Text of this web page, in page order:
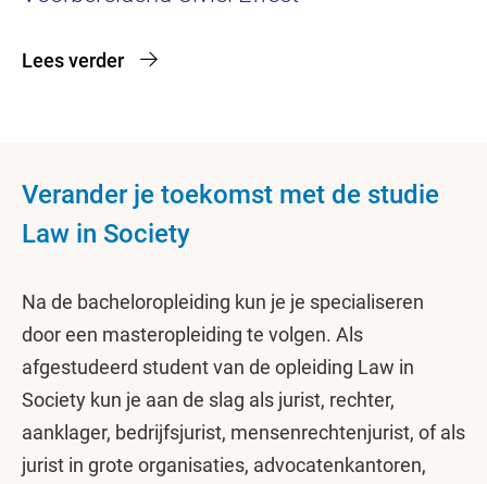
Lees verder
Verander je toekomst met de studie
Law in Society
Na de bacheloropleiding kun je je specialiseren
door een masteropleiding te volgen. Als
afgestudeerd student van de opleiding Law in
Society kun je aan de slag als jurist, rechter,
aanklager, bedrijfsjurist, mensenrechtenjurist, of als
jurist in grote organisaties, advocatenkantoren,